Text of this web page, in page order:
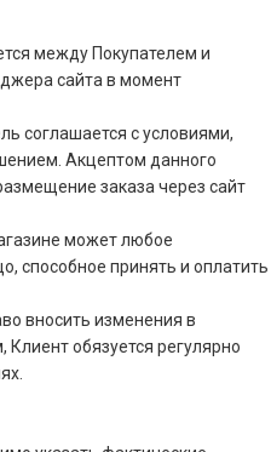
между Покупателем и
сайта в момент
соглашается с условиями,
Акцептом данного
заказа через сайт
может любое
способное принять и оплатить
вносить изменения в
обязуется регулярно